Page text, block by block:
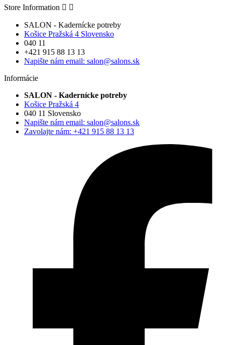
Store Information  
SALON - Kadernícke potreby
Košice Pražská 4 Slovensko
040 11
+421 915 88 13 13
Napište nám email: salon@salons.sk
Informácie
SALON - Kadernícke potreby
Košice Pražská 4
040 11 Slovensko
Napište nám email: salon@salons.sk
Zavolajte nám: +421 915 88 13 13